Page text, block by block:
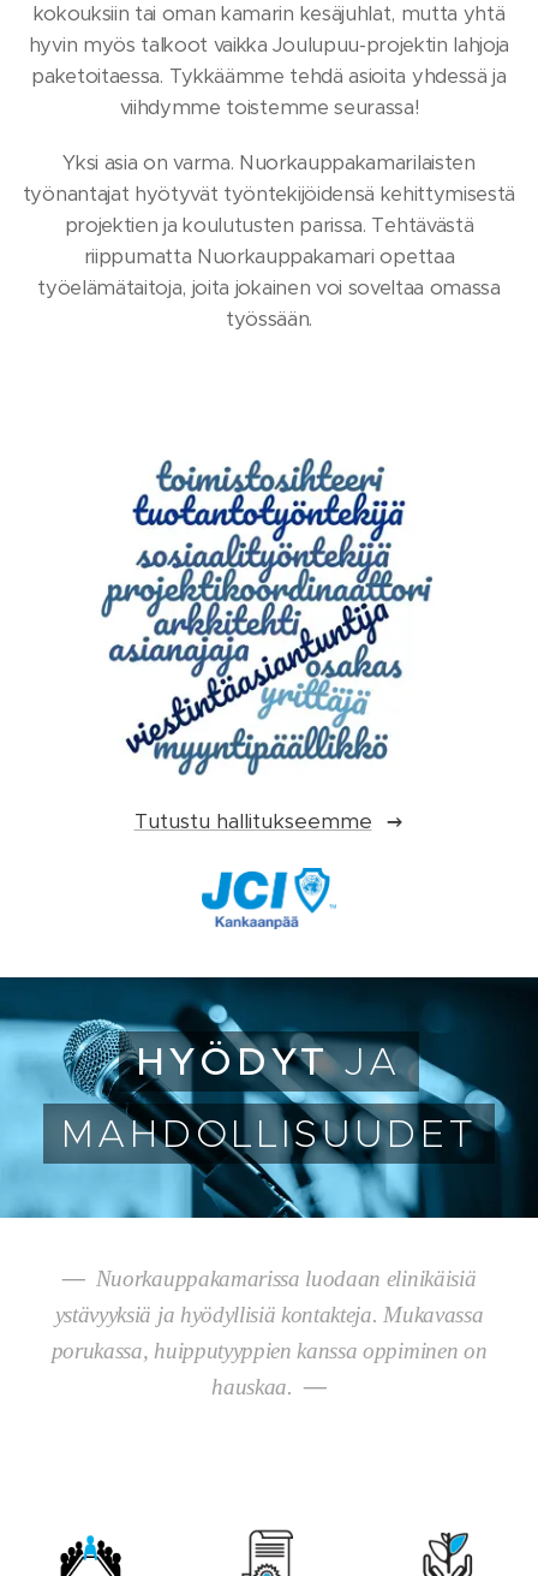
kokouksiin tai oman kamarin kesäjuhlat, mutta yhtä
hyvin myös talkoot vaikka Joulupuu-projektin lahjoja
paketoitaessa. Tykkäämme tehdä asioita yhdessä ja
viihdymme toistemme seurassa!
Yksi asia on varma. Nuorkauppakamarilaisten
työnantajat hyötyvät työntekijöidensä kehittymisestä
projektien ja koulutusten parissa. Tehtävästä
riippumatta Nuorkauppakamari opettaa
työelämätaitoja, joita jokainen voi soveltaa omassa
työssään.
Tutustu hallitukseemme
HYÖDYTJA
MAHDOLLISUUDET
—Nuorkauppakamarissa luodaan elinikäisiä
ystävyyksiä ja hyödyllisiä kontakteja. Mukavassa
porukassa, huipputyyppien kanssa oppiminen on
hauskaa.—